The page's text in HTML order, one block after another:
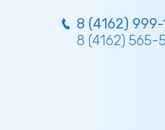
8 (4162) 999-
8 (4162) 565-